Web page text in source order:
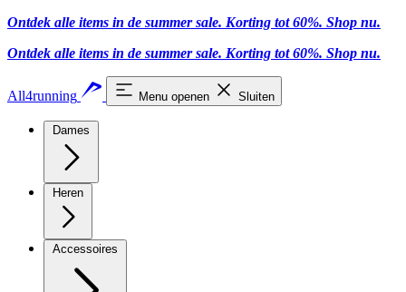
Ontdek alle items in de summer sale. Korting tot 60%. Shop nu.
Ontdek alle items in de summer sale. Korting tot 60%. Shop nu.
All4running Menu openen Sluiten
Dames
Heren
Accessoires